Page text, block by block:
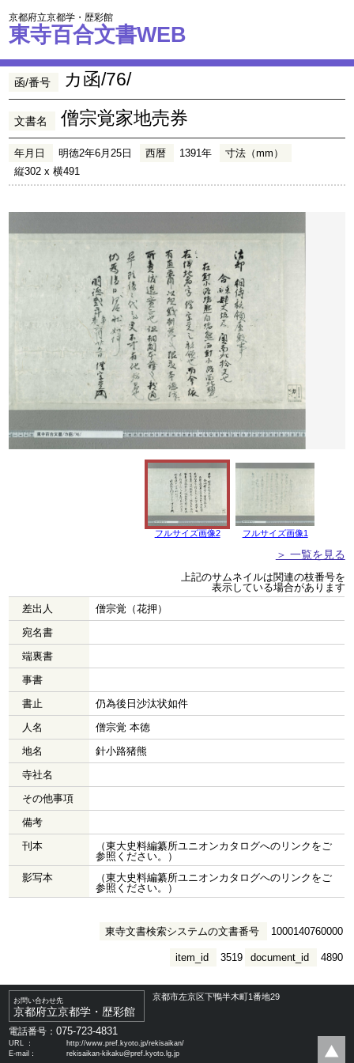
京都府立京都学・歴彩館
東寺百合文書WEB
函/番号 カ函/76/
文書名 僧宗覚家地売券
年月日 明徳2年6月25日 西暦 1391年
寸法（mm）
縦302 x 横491
フルサイズ画像2 フルサイズ画像1
＞ 一覧を見る
上記のサムネイルは関連の枝番号を
表示している場合があります
差出人
僧宗覚（花押）
宛名書
端裏書
事書
書止
仍為後日沙汰状如件
人名
僧宗覚 本徳
地名
針小路猪熊
寺社名
その他事項
備考
刊本
（東大史料編纂所ユニオンカタログへのリンクをご
参照ください。）
影写本
（東大史料編纂所ユニオンカタログへのリンクをご
参照ください。）
東寺文書検索システムの文書番号 1000140760000
document_id 4890
item_id 3519
お問い合わせ先
京都府立京都学・歴彩館
京都市左京区下鴨半木町1番地29
電話番号：075-723-4831
URL ：
http://www.pref.kyoto.jp/rekisaikan/
E-mail：
rekisaikan-kikaku@pref.kyoto.lg.jp